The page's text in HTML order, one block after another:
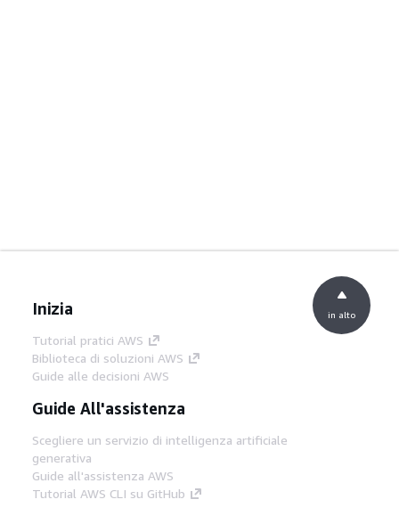
Inizia
Tutorial pratici AWS
Biblioteca di soluzioni AWS
Guide alle decisioni AWS
Guide All'assistenza
Scegliere un servizio di intelligenza artificiale
generativa
Guide all'assistenza AWS
Tutorial AWS CLI su GitHub
in alto